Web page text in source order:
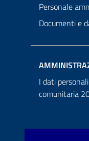
Personale
Documenti e
I dati
comunitaria